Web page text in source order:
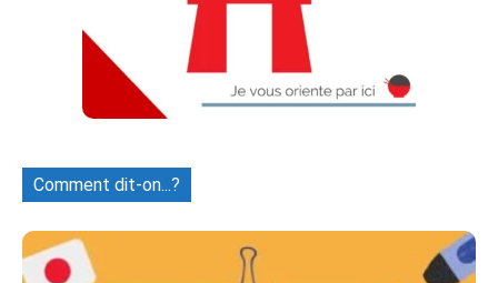
Comment dit-on...?